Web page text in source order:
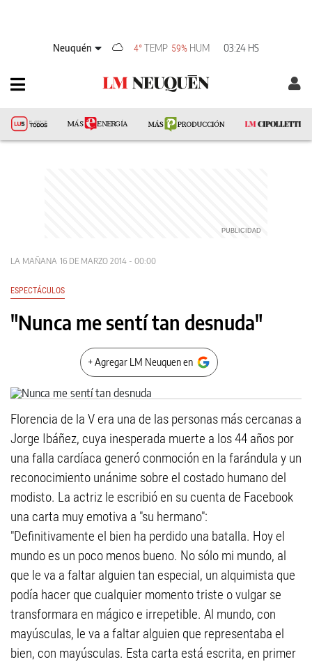
Neuquén 4°TEMP 59% HUM 03:24 HS
LA MAÑANA 16 DE MARZO 2014 - 00:00
ESPECTÁCULOS
"Nunca me sentí tan desnuda"
+ Agregar LM Neuquen en
Florencia de la V era una de las personas más cercanas a
Jorge Ibáñez, cuya inesperada muerte a los 44 años por
una falla cardíaca generó conmoción en la farándula y un
reconocimiento unánime sobre el costado humano del
modisto. La actriz le escribió en su cuenta de Facebook
una carta muy emotiva a "su hermano":
"Definitivamente el bien ha perdido una batalla. Hoy el
mundo es un poco menos bueno. No sólo mi mundo, al
que le va a faltar alguien tan especial, un alquimista que
podía hacer que cualquier momento triste o vulgar se
transformara en mágico e irrepetible. Al mundo, con
mayúsculas, le va a faltar alguien que representaba el
bien, con mayúsculas. Esta carta está escrita, en primer